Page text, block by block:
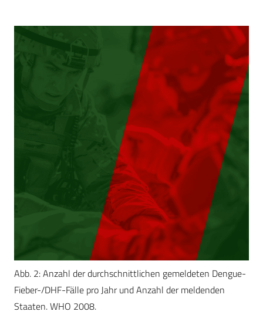
Abb. 2: Anzahl der durchschnittlichen gemeldeten Dengue-
Fieber-/DHF-Fälle pro Jahr und Anzahl der meldenden
Staaten. WHO 2008.